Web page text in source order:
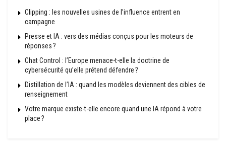
Clipping : les nouvelles usines de l’influence entrent en
campagne
Presse et IA : vers des médias conçus pour les moteurs de
réponses ?
Chat Control : l’Europe menace-t-elle la doctrine de
cybersécurité qu’elle prétend défendre ?
Distillation de l’IA : quand les modèles deviennent des cibles de
renseignement
Votre marque existe-t-elle encore quand une IA répond à votre
place ?